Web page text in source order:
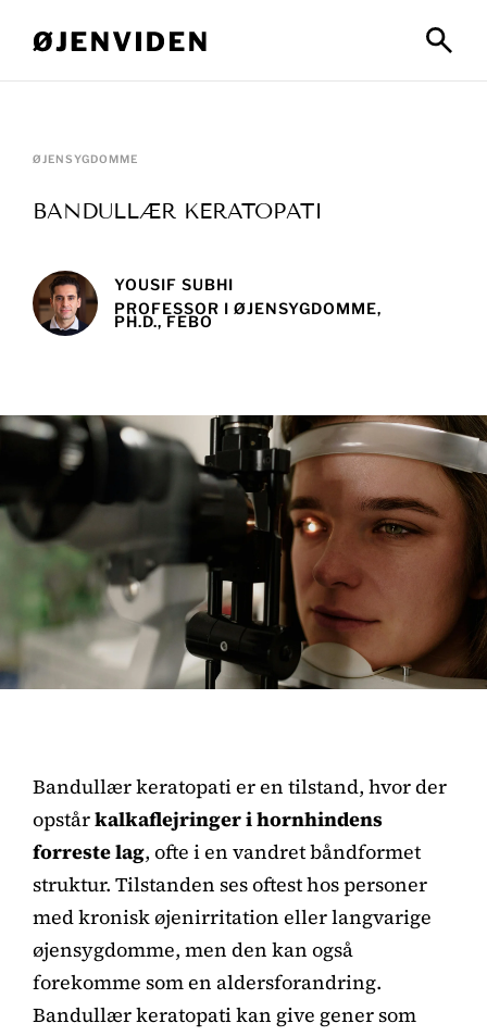
ØJENSYGDOMME
BANDULLÆR KERATOPATI
YOUSIF SUBHI
PROFESSOR I ØJENSYGDOMME,
PH.D., FEBO
Bandullær keratopati er en tilstand, hvor der
opstårkalkaflejringer i hornhindens
forreste lag, ofte i en vandret båndformet
struktur. Tilstanden ses oftest hos personer
med kronisk øjenirritation eller langvarige
øjensygdomme, men den kan også
forekomme som en aldersforandring.
Bandullær keratopati kan give gener som